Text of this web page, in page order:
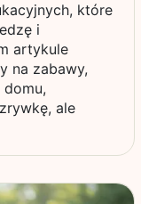
które
i
artykule
na zabawy,
ale